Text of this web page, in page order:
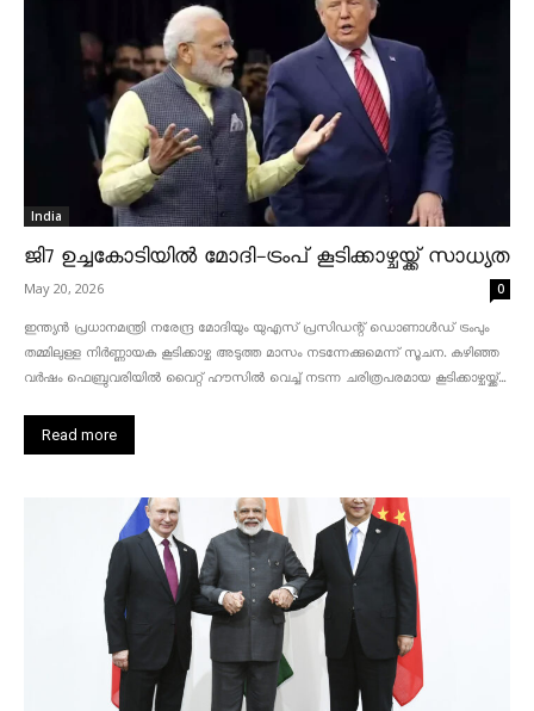
India
ജി7 ഉച്ചകോടിയിൽ മോദി-ട്രംപ് കൂടിക്കാഴ്ചയ്ക്ക് സാധ്യത
May 20, 2026 0
ഇന്ത്യൻ പ്രധാനമന്ത്രി നരേന്ദ്ര മോദിയും യുഎസ് പ്രസിഡന്റ് ഡൊണാൾഡ് ട്രംപും
തമ്മിലുള്ള നിർണ്ണായക കൂടിക്കാഴ്ച അടുത്ത മാസം നടന്നേക്കുമെന്ന് സൂചന. കഴിഞ്ഞ
വർഷം ഫെബ്രുവരിയിൽ വൈറ്റ് ഹൗസിൽ വെച്ച് നടന്ന ചരിത്രപരമായ കൂടിക്കാഴ്ചയ്ക്ക്...
Read more